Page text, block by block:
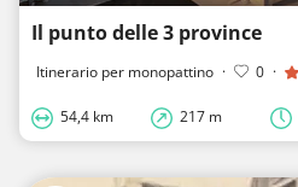
Il punto delle 3 province
Itinerario per monopattino · 0 ·
54,4 km 217 m